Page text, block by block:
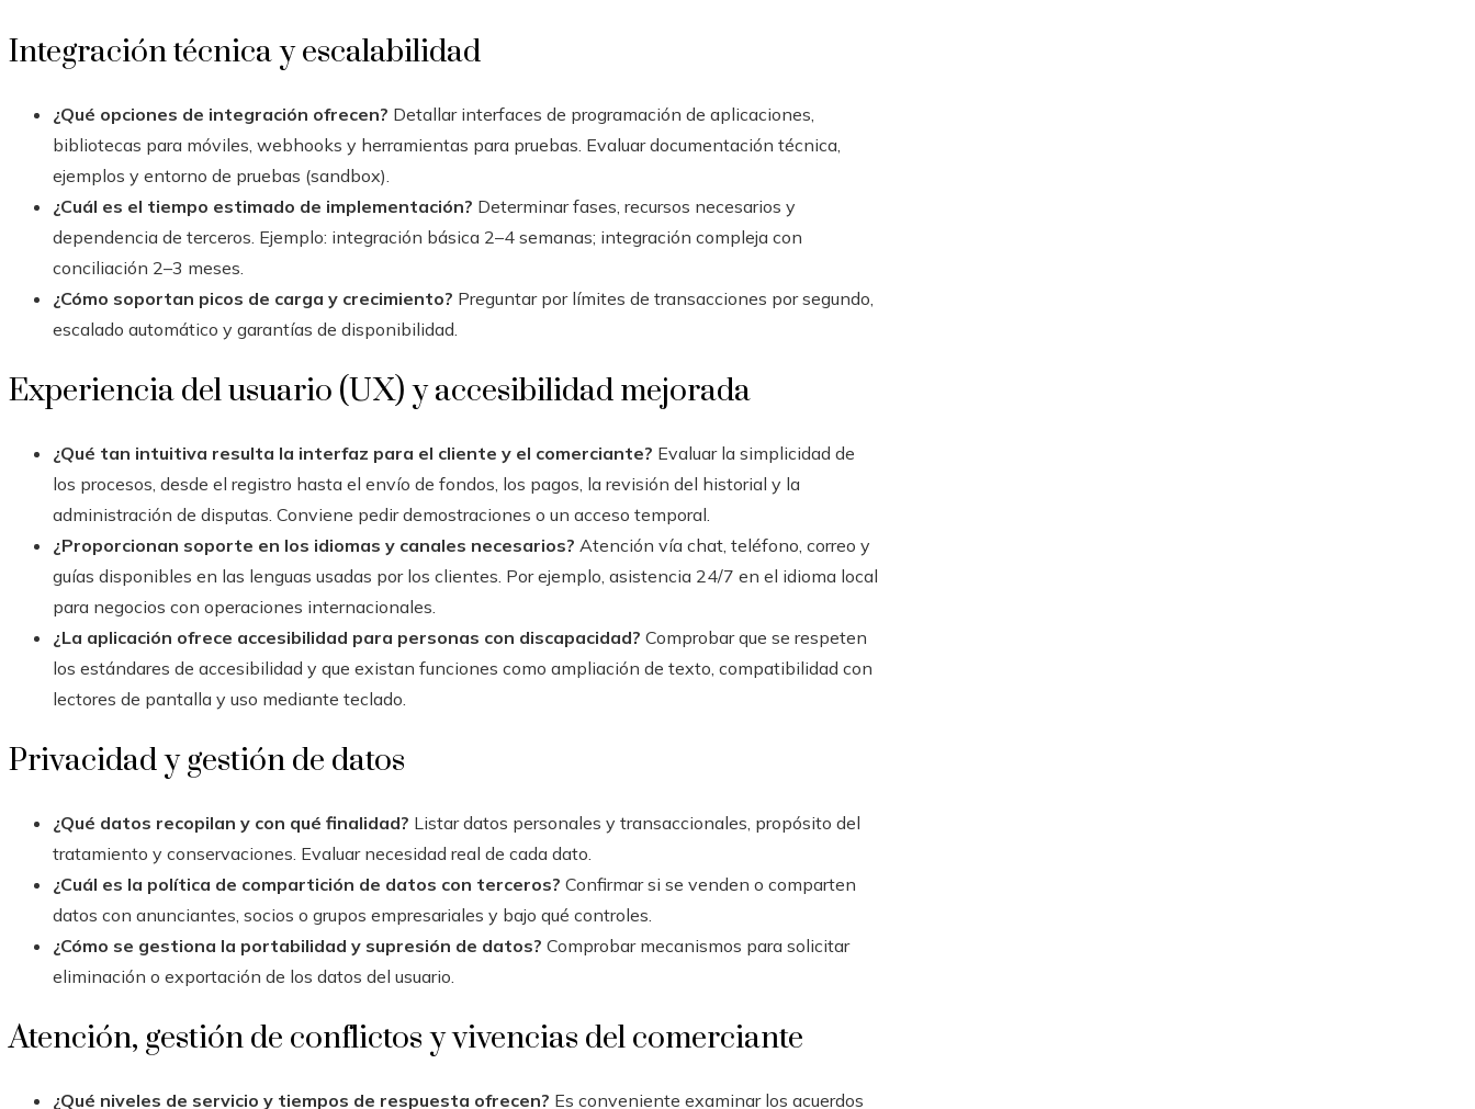
Integración técnica y escalabilidad
¿Qué opciones de integración ofrecen? Detallar interfaces de programación de aplicaciones,
bibliotecas para móviles, webhooks y herramientas para pruebas. Evaluar documentación técnica,
ejemplos y entorno de pruebas (sandbox).
¿Cuál es el tiempo estimado de implementación? Determinar fases, recursos necesarios y
dependencia de terceros. Ejemplo: integración básica 2–4 semanas; integración compleja con
conciliación 2–3 meses.
¿Cómo soportan picos de carga y crecimiento? Preguntar por límites de transacciones por segundo,
escalado automático y garantías de disponibilidad.
Experiencia del usuario (UX) y accesibilidad mejorada
¿Qué tan intuitiva resulta la interfaz para el cliente y el comerciante? Evaluar la simplicidad de
los procesos, desde el registro hasta el envío de fondos, los pagos, la revisión del historial y la
administración de disputas. Conviene pedir demostraciones o un acceso temporal.
¿Proporcionan soporte en los idiomas y canales necesarios? Atención vía chat, teléfono, correo y
guías disponibles en las lenguas usadas por los clientes. Por ejemplo, asistencia 24/7 en el idioma local
para negocios con operaciones internacionales.
¿La aplicación ofrece accesibilidad para personas con discapacidad? Comprobar que se respeten
los estándares de accesibilidad y que existan funciones como ampliación de texto, compatibilidad con
lectores de pantalla y uso mediante teclado.
Privacidad y gestión de datos
¿Qué datos recopilan y con qué finalidad? Listar datos personales y transaccionales, propósito del
tratamiento y conservaciones. Evaluar necesidad real de cada dato.
¿Cuál es la política de compartición de datos con terceros? Confirmar si se venden o comparten
datos con anunciantes, socios o grupos empresariales y bajo qué controles.
¿Cómo se gestiona la portabilidad y supresión de datos? Comprobar mecanismos para solicitar
eliminación o exportación de los datos del usuario.
Atención, gestión de conflictos y vivencias del comerciante
¿Qué niveles de servicio y tiempos de respuesta ofrecen? Es conveniente examinar los acuerdos